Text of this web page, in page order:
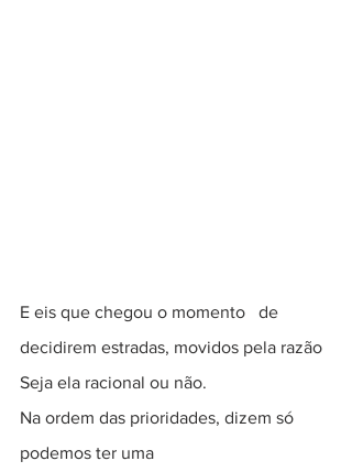
E eis que chegou o momento   de
decidirem estradas, movidos pela razão
Seja ela racional ou não.
Na ordem das prioridades, dizem só
podemos ter uma